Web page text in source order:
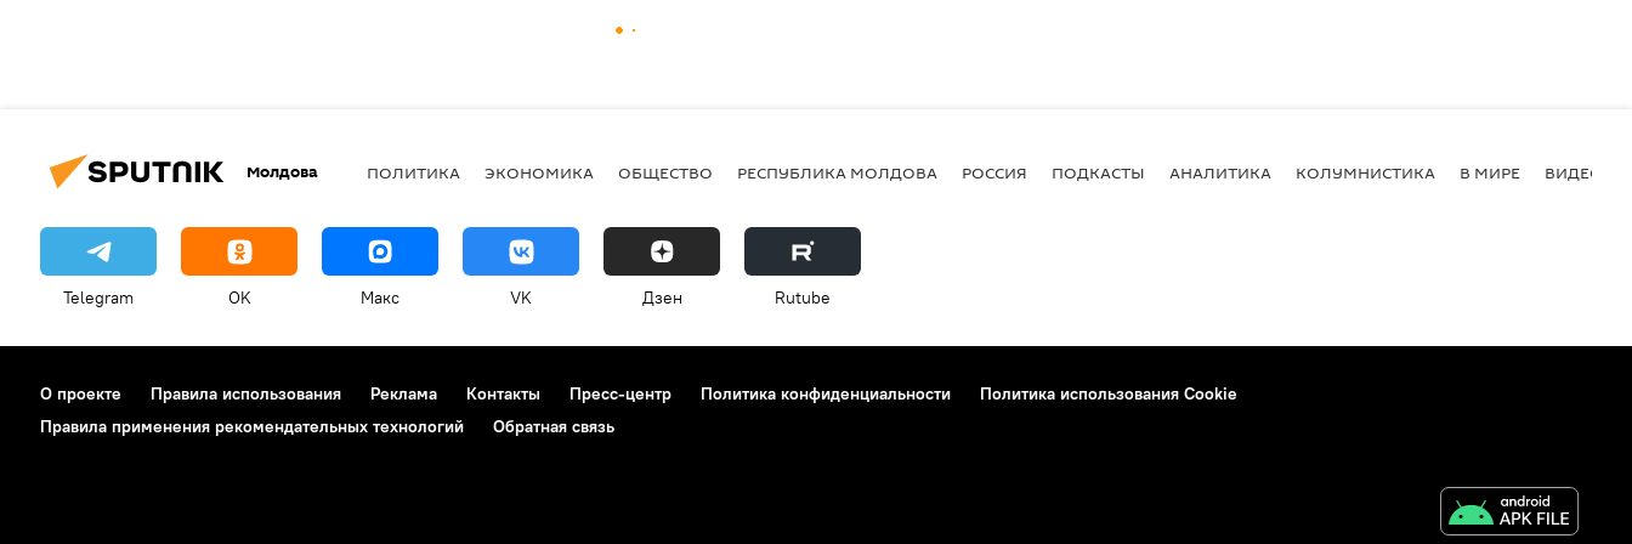
Молдова ПОЛИТИКА ЭКОНОМИКА ОБЩЕСТВО РЕСПУБЛИКА МОЛДОВА РОССИЯ ПОДКАСТЫ АНАЛИТИКА КОЛУМНИСТИКА В МИРЕ ВИДЕО
Telegram OK Макс VK Дзен Rutube
О проекте Правила использования Реклама Контакты Пресс-центр Политика конфиденциальности
Политика использования Cookie
Правила применения рекомендательных технологий
Обратная связь